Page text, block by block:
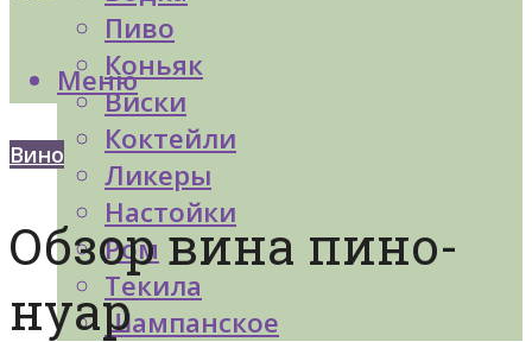
Пиво
Коньяк
Виски
Коктейли
Ликеры
Настойки
Ром
Текила
Шампанское
Меню
Вино
Обзор вина пино-
нуар